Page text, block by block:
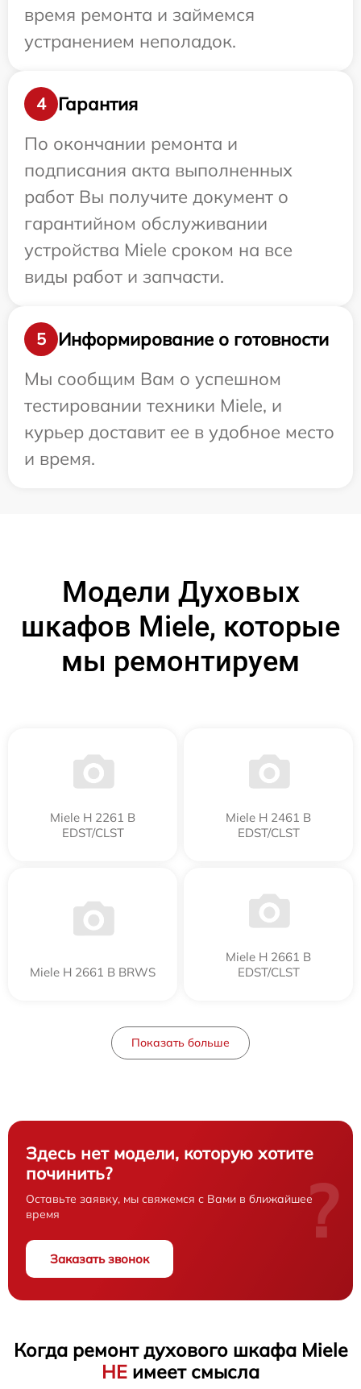
время ремонта и займемся
устранением неполадок.
4
Гарантия
По окончании ремонта и
подписания акта выполненных
работ Вы получите документ о
гарантийном обслуживании
устройства Miele сроком на все
виды работ и запчасти.
5
Информирование о готовности
Мы сообщим Вам о успешном
тестировании техники Miele, и
курьер доставит ее в удобное место
и время.
Модели Духовых
шкафов Miele, которые
мы ремонтируем
Miele H 2261 B
EDST/CLST
Miele H 2461 B
EDST/CLST
Miele H 2661 B BRWS
Miele H 2661 B
EDST/CLST
Показать больше
Здесь нет модели, которую хотите
починить?
Оставьте заявку, мы свяжемся с Вами в ближайшее
время
Заказать звонок
?
Когда ремонт духового шкафа Miele
НЕ имеет смысла